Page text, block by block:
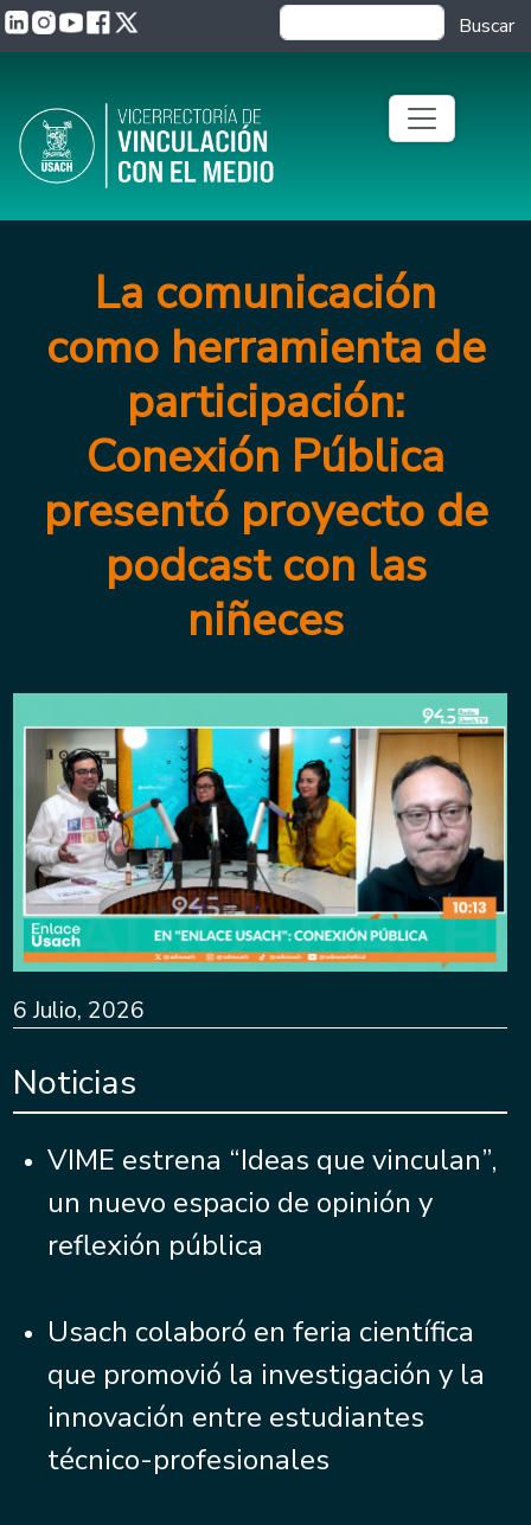
Pasar al contenido principalBuscar
La comunicación
como herramienta de
participación:
Conexión Pública
presentó proyecto de
podcast con las
niñeces
6 Julio, 2026
Noticias
VIME estrena “Ideas que vinculan”,
un nuevo espacio de opinión y
reflexión pública
Usach colaboró en feria científica
que promovió la investigación y la
innovación entre estudiantes
técnico-profesionales